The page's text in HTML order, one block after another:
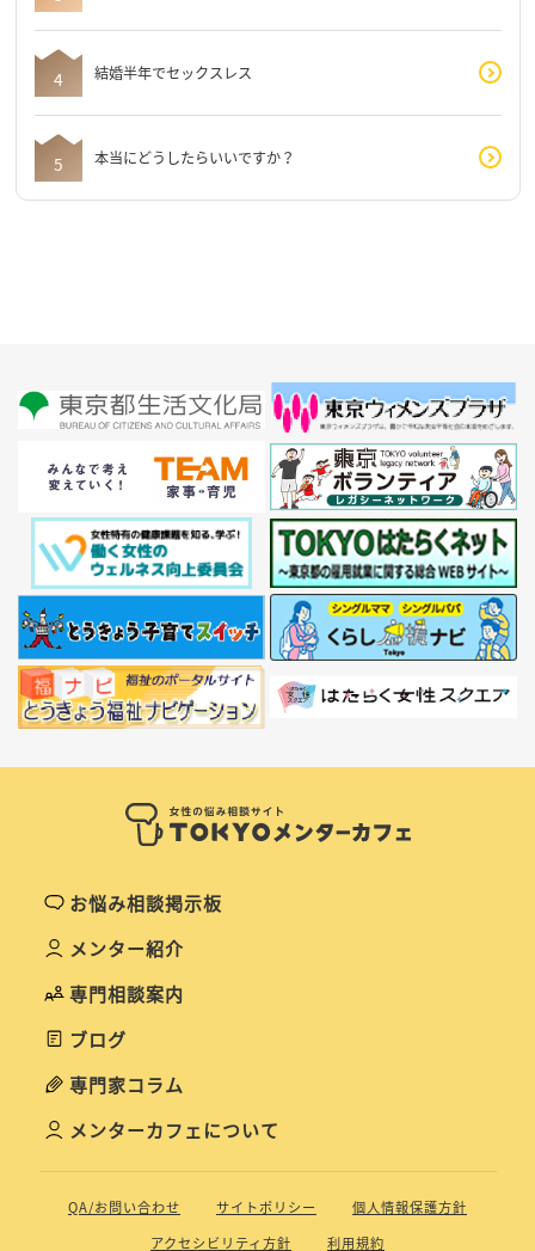
結婚半年でセックスレス
本当にどうしたらいいですか？
お悩み相談掲示板
メンター紹介
専門相談案内
ブログ
専門家コラム
メンターカフェについて
QA/お問い合わせ サイトポリシー
個人情報保護方針
アクセシビリティ方針
利用規約